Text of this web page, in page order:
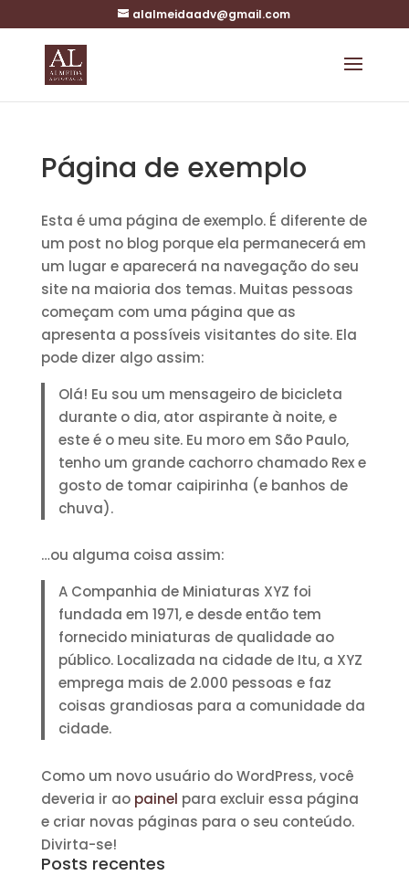
alalmeidaadv@gmail.com
Página de exemplo
Esta é uma página de exemplo. É diferente de
um post no blog porque ela permanecerá em
um lugar e aparecerá na navegação do seu
site na maioria dos temas. Muitas pessoas
começam com uma página que as
apresenta a possíveis visitantes do site. Ela
pode dizer algo assim:
Olá! Eu sou um mensageiro de bicicleta
durante o dia, ator aspirante à noite, e
este é o meu site. Eu moro em São Paulo,
tenho um grande cachorro chamado Rex e
gosto de tomar caipirinha (e banhos de
chuva).
…ou alguma coisa assim:
A Companhia de Miniaturas XYZ foi
fundada em 1971, e desde então tem
fornecido miniaturas de qualidade ao
público. Localizada na cidade de Itu, a XYZ
emprega mais de 2.000 pessoas e faz
coisas grandiosas para a comunidade da
cidade.
Como um novo usuário do WordPress, você
deveria ir ao painel para excluir essa página
e criar novas páginas para o seu conteúdo.
Divirta-se!
Posts recentes